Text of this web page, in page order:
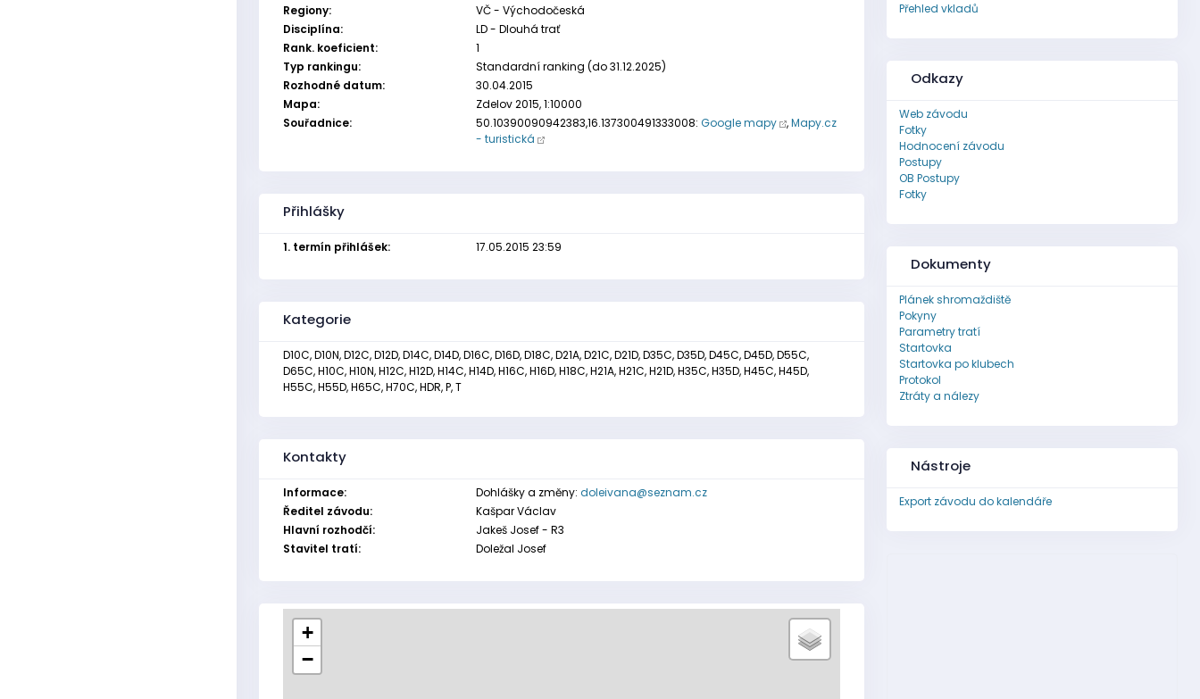
Regiony:
VČ - Východočeská
Disciplína:
LD - Dlouhá trať
Rank. koeficient:
1
Typ rankingu:
Standardní ranking (do 31.12.2025)
Rozhodné datum:
30.04.2015
Mapa:
Zdelov 2015, 1:10000
Souřadnice:
50.10390090942383,16.137300491333008:Google mapy ,Mapy.cz
- turistická
Přihlášky
1. termín přihlášek: 17.05.2015 23:59
Kategorie
D10C, D10N, D12C, D12D, D14C, D14D, D16C, D16D, D18C, D21A, D21C, D21D, D35C, D35D, D45C, D45D, D55C,
D65C, H10C, H10N, H12C, H12D, H14C, H14D, H16C, H16D, H18C, H21A, H21C, H21D, H35C, H35D, H45C, H45D,
H55C, H55D, H65C, H70C, HDR, P, T
Kontakty
Informace: Dohlášky a změny:doleivana@seznam.cz
Ředitel závodu:
Kašpar Václav
Hlavní rozhodčí:
Jakeš Josef - R3
Stavitel tratí:
Doležal Josef
+
−
Přehled vkladů
Odkazy
Web závodu
Fotky
Hodnocení závodu
Postupy
OB Postupy
Fotky
Dokumenty
Plánek shromaždiště
Pokyny
Parametry tratí
Startovka
Startovka po klubech
Protokol
Ztráty a nálezy
Nástroje
Export závodu do kalendáře